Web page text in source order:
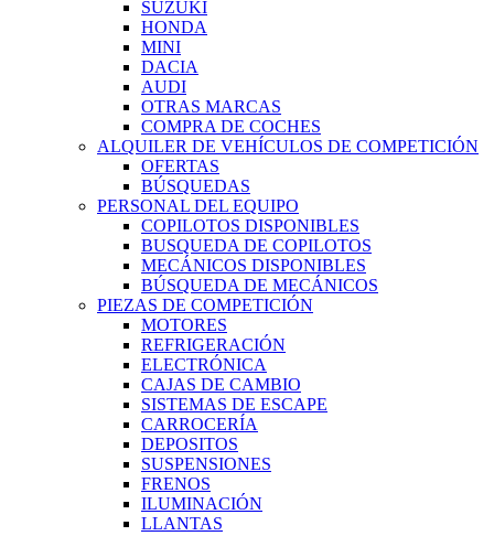
SUZUKI
HONDA
MINI
DACIA
AUDI
OTRAS MARCAS
COMPRA DE COCHES
ALQUILER DE VEHÍCULOS DE COMPETICIÓN
OFERTAS
BÚSQUEDAS
PERSONAL DEL EQUIPO
COPILOTOS DISPONIBLES
BUSQUEDA DE COPILOTOS
MECÁNICOS DISPONIBLES
BÚSQUEDA DE MECÁNICOS
PIEZAS DE COMPETICIÓN
MOTORES
REFRIGERACIÓN
ELECTRÓNICA
CAJAS DE CAMBIO
SISTEMAS DE ESCAPE
CARROCERÍA
DEPOSITOS
SUSPENSIONES
FRENOS
ILUMINACIÓN
LLANTAS